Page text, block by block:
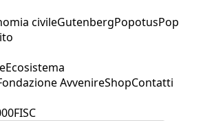
civileGutenbergPopotusPop
Ecosistema
AvvenireShopContatti
FISC